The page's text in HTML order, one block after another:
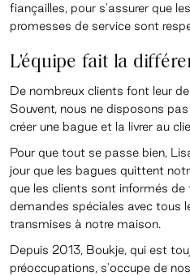
fiançailles, pour s'assurer que
promesses de service sont
L'équipe fait la
De nombreux clients font leur
Souvent, nous ne disposons
créer une bague et la livrer au
Pour que tout se passe bien,
jour que les bagues quittent
que les clients sont informés
demandes spéciales avec tous
transmises à notre maison.
Depuis 2013, Boukje, qui est
préoccupations, s'occupe de